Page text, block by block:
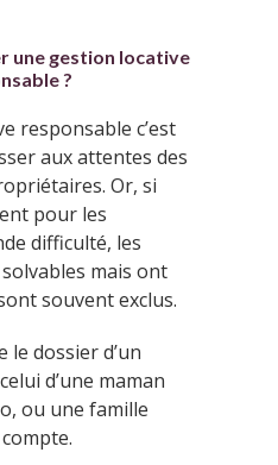
une gestion locative
?
responsable c’est
aux attentes des
Or, si
pour les
difficulté, les
mais ont
souvent exclus.
le dossier d’un
d’une maman
ou une famille